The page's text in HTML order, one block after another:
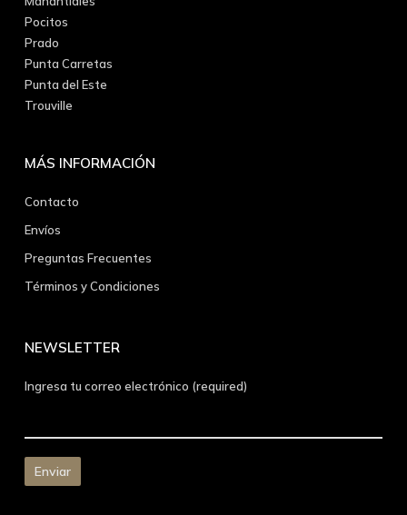
Pocitos
Prado
Punta Carretas
Punta del Este
Trouville
MÁS INFORMACIÓN
Contacto
Envíos
Preguntas Frecuentes
Términos y Condiciones
NEWSLETTER
Ingresa tu correo electrónico (required)